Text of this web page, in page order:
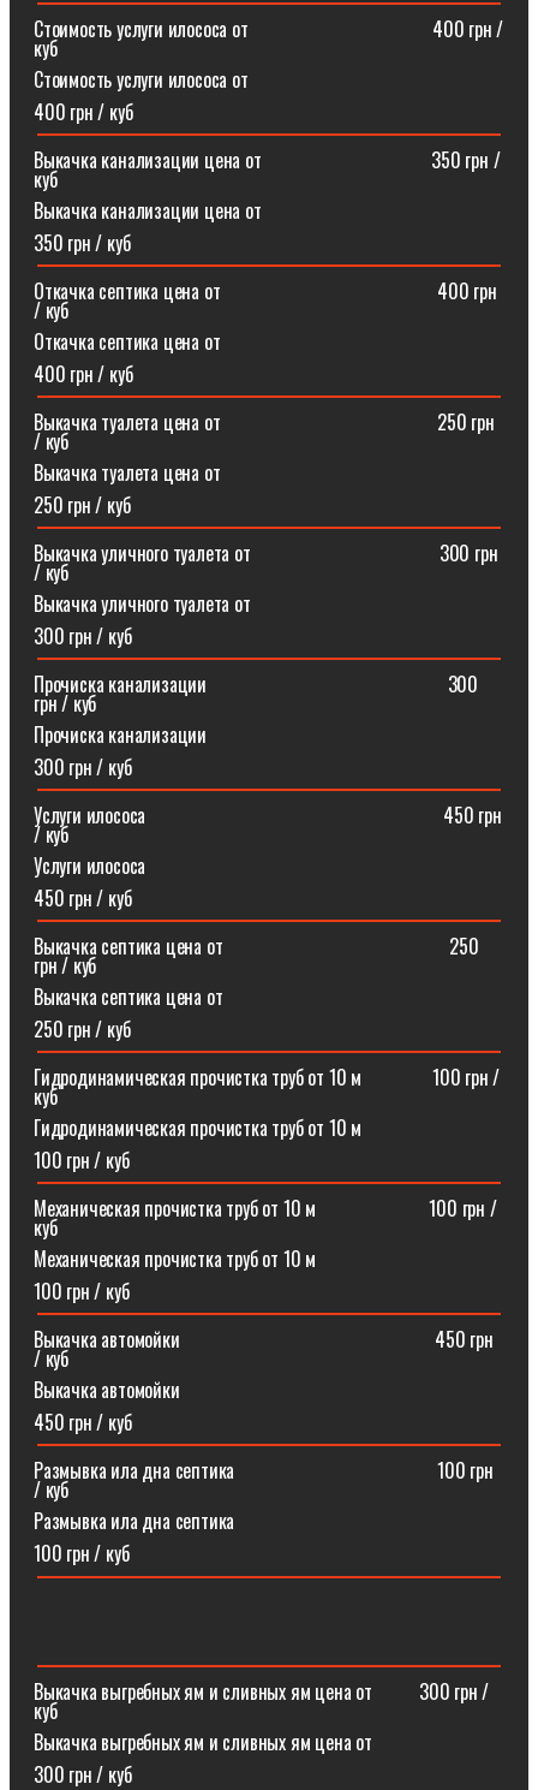
Стоимость услуги илососа от⠀⠀⠀⠀⠀⠀⠀⠀⠀⠀⠀⠀⠀400 грн /
куб
Стоимость услуги илососа от
400 грн / куб
Выкачка канализации цена от⠀⠀⠀⠀⠀⠀⠀⠀⠀⠀⠀⠀350 грн /
куб
Выкачка канализации цена от
350 грн / куб
Откачка септика цена от ⠀⠀⠀⠀⠀⠀⠀⠀⠀⠀⠀⠀⠀⠀⠀400 грн
/ куб
Откачка септика цена от
400 грн / куб
Выкачка туалета цена от ⠀⠀⠀⠀⠀⠀⠀⠀⠀⠀⠀⠀⠀⠀⠀250 грн
/ куб
Выкачка туалета цена от
250 грн / куб
Выкачка уличного туалета от ⠀⠀⠀⠀⠀⠀⠀⠀⠀⠀⠀⠀⠀300 грн
/ куб
Выкачка уличного туалета от
300 грн / куб
Прочиска канализации⠀⠀⠀⠀⠀⠀⠀⠀⠀⠀⠀⠀⠀⠀⠀⠀⠀300
грн / куб
Прочиска канализации
300 грн / куб
Услуги илососа⠀⠀⠀⠀⠀⠀⠀⠀⠀⠀⠀⠀⠀⠀⠀⠀⠀⠀⠀⠀⠀450 грн
/ куб
Услуги илососа
450 грн / куб
Выкачка септика цена от⠀⠀⠀⠀⠀⠀⠀⠀⠀⠀⠀⠀⠀⠀⠀⠀250
грн / куб
Выкачка септика цена от
250 грн / куб
Гидродинамическая прочистка труб от 10 м⠀⠀⠀⠀⠀100 грн /
куб
Гидродинамическая прочистка труб от 10 м
100 грн / куб
Механическая прочистка труб от 10 м⠀⠀⠀⠀⠀⠀⠀⠀100 грн /
куб
Механическая прочистка труб от 10 м
100 грн / куб
Выкачка автомойки⠀⠀⠀⠀⠀⠀⠀⠀⠀⠀⠀⠀⠀⠀⠀⠀⠀⠀450 грн
/ куб
Выкачка автомойки
450 грн / куб
Размывка ила дна септика ⠀⠀⠀⠀⠀⠀⠀⠀⠀⠀⠀⠀⠀⠀100 грн
/ куб
Размывка ила дна септика
100 грн / куб
Выкачка выгребных ям и сливных ям цена от ⠀⠀⠀300 грн /
куб
Выкачка выгребных ям и сливных ям цена от
300 грн / куб